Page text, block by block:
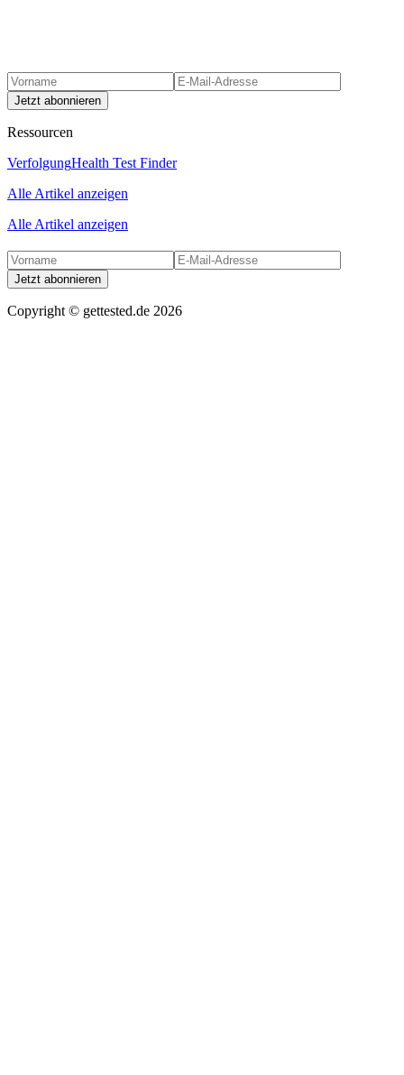
Jetzt abonnieren
Ressourcen
VerfolgungHealth Test Finder
Alle Artikel anzeigen
Alle Artikel anzeigen
Jetzt abonnieren
Copyright © gettested.de 2026